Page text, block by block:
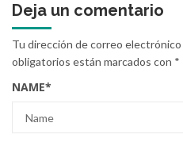
Deja un comentario
Tu dirección de correo electrónico
obligatorios están marcados con *
NAME*